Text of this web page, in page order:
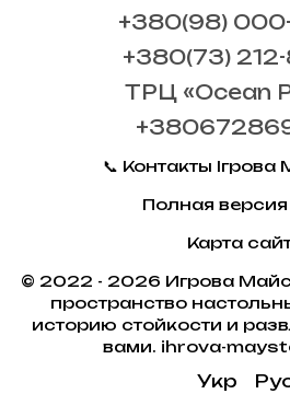
+380(98)
+380(73)
ТРЦ «Ocean
📞 Контакты
Полная
Карта
© 2022 - 2026 Игрова
пространство
историю стойкости и
вами. ihrova-
Укр